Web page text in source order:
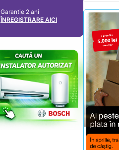
Garantie 2 ani
ÎNREGISTRARE AICI